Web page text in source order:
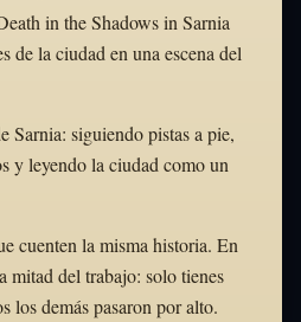
in the Shadows in Sarnia
de la ciudad en una escena del
Sarnia: siguiendo pistas a pie,
y leyendo la ciudad como un
cuenten la misma historia. En
mitad del trabajo: solo tienes
los demás pasaron por alto.